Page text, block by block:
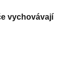
vychovávají